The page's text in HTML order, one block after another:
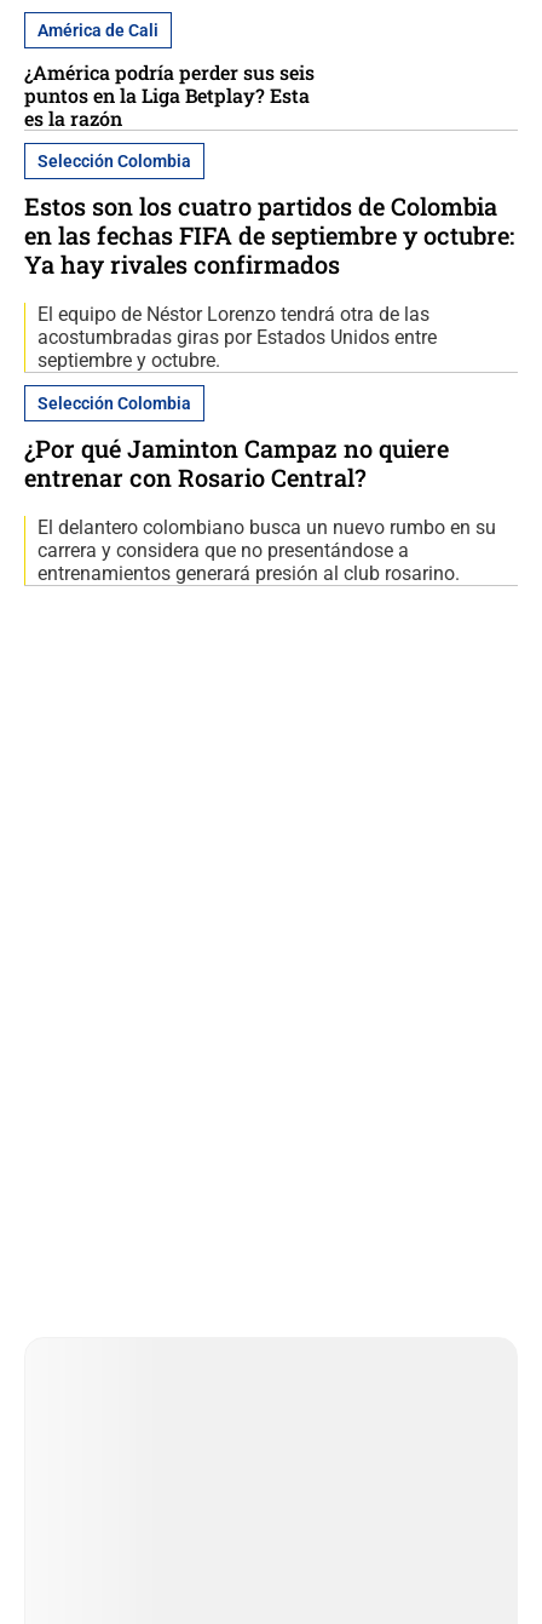
América de Cali
¿América podría perder sus seis
puntos en la Liga Betplay? Esta
es la razón
Selección Colombia
Estos son los cuatro partidos de Colombia
en las fechas FIFA de septiembre y octubre:
Ya hay rivales confirmados
El equipo de Néstor Lorenzo tendrá otra de las
acostumbradas giras por Estados Unidos entre
septiembre y octubre.
Selección Colombia
¿Por qué Jaminton Campaz no quiere
entrenar con Rosario Central?
El delantero colombiano busca un nuevo rumbo en su
carrera y considera que no presentándose a
entrenamientos generará presión al club rosarino.